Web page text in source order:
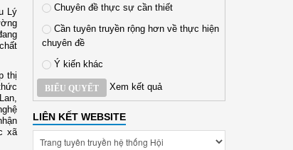
Lý
thị
xã
Chuyên đề thực sự cần thiết
Cần tuyên truyền rộng hơn về thực hiện
chuyên đề
Ý kiến khác
BIỂU QUYẾT Xem kết quả
LIÊN KẾT WEBSITE